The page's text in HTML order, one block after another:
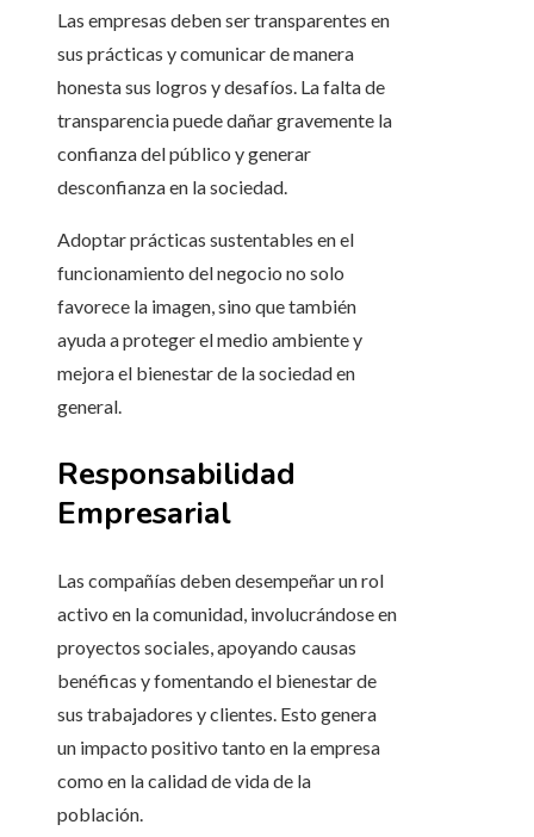
Las empresas deben ser transparentes en
sus prácticas y comunicar de manera
honesta sus logros y desafíos. La falta de
transparencia puede dañar gravemente la
confianza del público y generar
desconfianza en la sociedad.
Adoptar prácticas sustentables en el
funcionamiento del negocio no solo
favorece la imagen, sino que también
ayuda a proteger el medio ambiente y
mejora el bienestar de la sociedad en
general.
Responsabilidad
Empresarial
Las compañías deben desempeñar un rol
activo en la comunidad, involucrándose en
proyectos sociales, apoyando causas
benéficas y fomentando el bienestar de
sus trabajadores y clientes. Esto genera
un impacto positivo tanto en la empresa
como en la calidad de vida de la
población.